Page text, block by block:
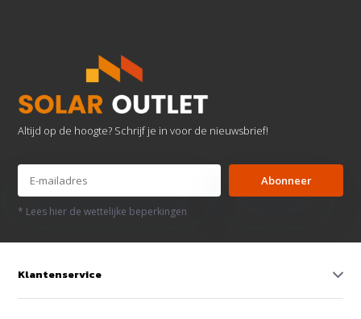
Altijd op de hoogte? Schrijf je in voor de nieuwsbrief!
Abonneer
* Lees hier de wettelijke beperkingen
Klantenservice